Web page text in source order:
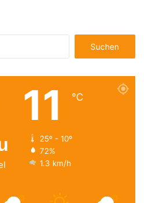
nach:
11 ℃
25º - 10º
72%
1.3 km/h